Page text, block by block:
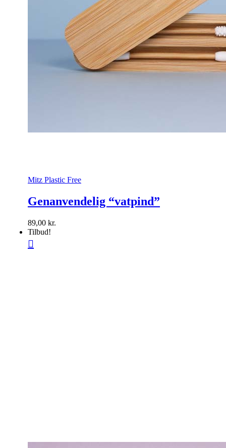
Mitz Plastic Free
Genanvendelig “vatpind”
89,00 kr.
Tilbud!